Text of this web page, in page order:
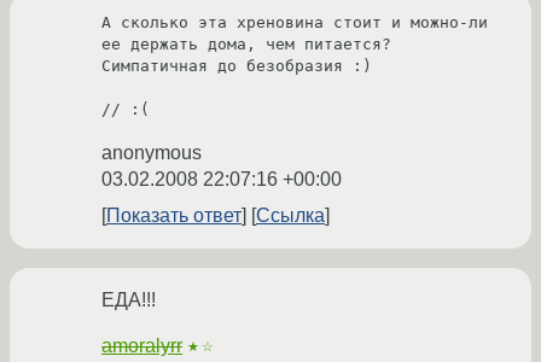
А сколько эта хреновина стоит и можно-ли
ее держать дома, чем питается?
Симпатичная до безобразия :)
// :(
anonymous
03.02.2008 22:07:16 +00:00
Показать ответ
Ссылка
ЕДА!!!
amoralyrr ★☆